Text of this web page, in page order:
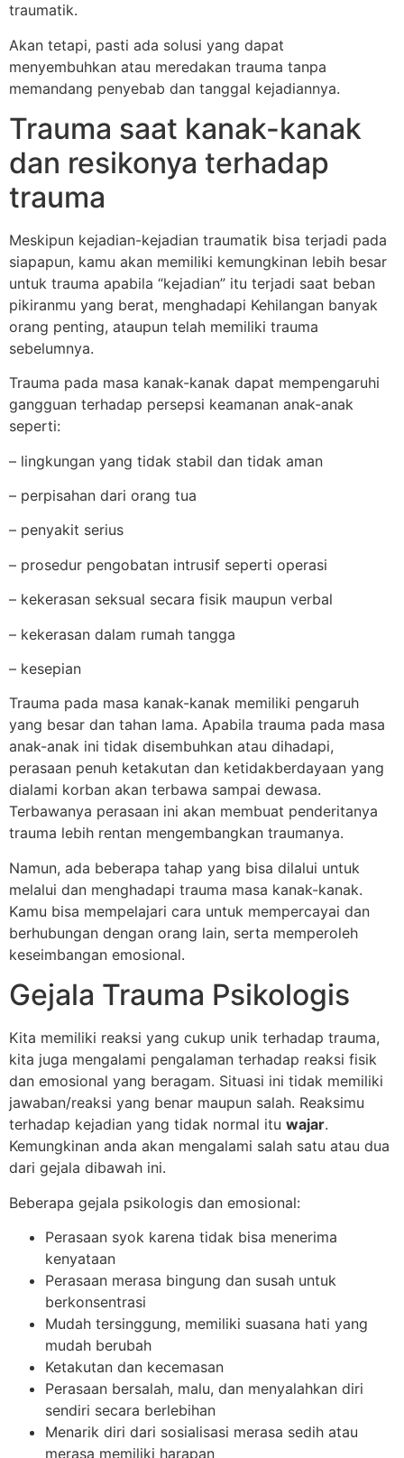
traumatik.
Akan tetapi, pasti ada solusi yang dapat
menyembuhkan atau meredakan trauma tanpa
memandang penyebab dan tanggal kejadiannya.
Trauma saat kanak-kanak
dan resikonya terhadap
trauma
Meskipun kejadian-kejadian traumatik bisa terjadi pada
siapapun, kamu akan memiliki kemungkinan lebih besar
untuk trauma apabila “kejadian” itu terjadi saat beban
pikiranmu yang berat, menghadapi Kehilangan banyak
orang penting, ataupun telah memiliki trauma
sebelumnya.
Trauma pada masa kanak-kanak dapat mempengaruhi
gangguan terhadap persepsi keamanan anak-anak
seperti:
– lingkungan yang tidak stabil dan tidak aman
– perpisahan dari orang tua
– penyakit serius
– prosedur pengobatan intrusif seperti operasi
– kekerasan seksual secara fisik maupun verbal
– kekerasan dalam rumah tangga
– kesepian
Trauma pada masa kanak-kanak memiliki pengaruh
yang besar dan tahan lama. Apabila trauma pada masa
anak-anak ini tidak disembuhkan atau dihadapi,
perasaan penuh ketakutan dan ketidakberdayaan yang
dialami korban akan terbawa sampai dewasa.
Terbawanya perasaan ini akan membuat penderitanya
trauma lebih rentan mengembangkan traumanya.
Namun, ada beberapa tahap yang bisa dilalui untuk
melalui dan menghadapi trauma masa kanak-kanak.
Kamu bisa mempelajari cara untuk mempercayai dan
berhubungan dengan orang lain, serta memperoleh
keseimbangan emosional.
Gejala Trauma Psikologis
Kita memiliki reaksi yang cukup unik terhadap trauma,
kita juga mengalami pengalaman terhadap reaksi fisik
dan emosional yang beragam. Situasi ini tidak memiliki
jawaban/reaksi yang benar maupun salah. Reaksimu
terhadap kejadian yang tidak normal itu wajar.
Kemungkinan anda akan mengalami salah satu atau dua
dari gejala dibawah ini.
Beberapa gejala psikologis dan emosional:
Perasaan syok karena tidak bisa menerima
kenyataan
Perasaan merasa bingung dan susah untuk
berkonsentrasi
Mudah tersinggung, memiliki suasana hati yang
mudah berubah
Ketakutan dan kecemasan
Perasaan bersalah, malu, dan menyalahkan diri
sendiri secara berlebihan
Menarik diri dari sosialisasi merasa sedih atau
merasa memiliki harapan